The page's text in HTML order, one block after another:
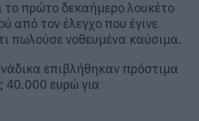
το πρώτο δεκαήμερο λουκέτο
από τον έλεγχο που έγινε
πωλούσε νοθευμένα καύσιμα.
επιβλήθηκαν πρόστιμα
40.000 ευρώ για